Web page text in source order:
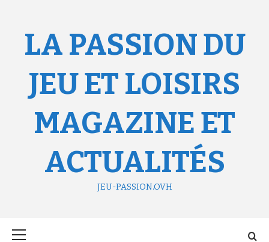
LA PASSION DU
JEU ET LOISIRS
MAGAZINE ET
ACTUALITÉS
JEU-PASSION.OVH